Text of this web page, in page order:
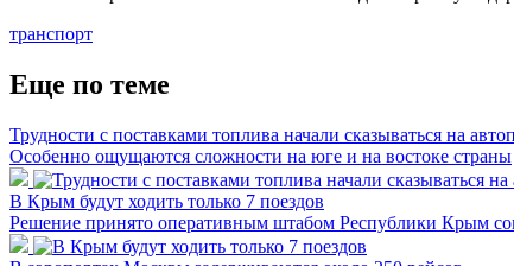
транспорт
Еще по теме
Трудности с поставками топлива начали сказываться на
Особенно ощущаются сложности на юге и на востоке страны
В Крым будут ходить только 7 поездов
Решение принято оперативным штабом Республики Крым